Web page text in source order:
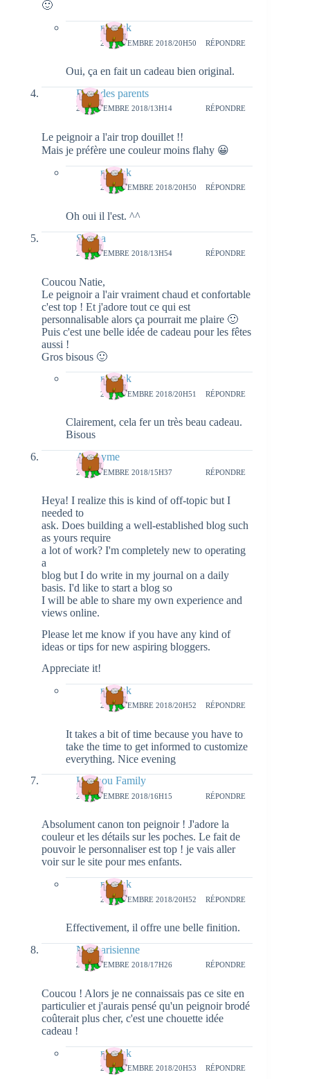
🙂
natieak
20 NOVEMBRE 2018/20H50 RÉPONDRE
Oui, ça en fait un cadeau bien original.
Blog des parents
20 NOVEMBRE 2018/13H14 RÉPONDRE
Le peignoir a l'air trop douillet !!
Mais je préfère une couleur moins flahy 😀
natieak
20 NOVEMBRE 2018/20H50 RÉPONDRE
Oh oui il l'est. ^^
Serena
20 NOVEMBRE 2018/13H54 RÉPONDRE
Coucou Natie,
Le peignoir a l'air vraiment chaud et confortable
c'est top ! Et j'adore tout ce qui est
personnalisable alors ça pourrait me plaire 🙂
Puis c'est une belle idée de cadeau pour les fêtes
aussi !
Gros bisous 🙂
natieak
20 NOVEMBRE 2018/20H51 RÉPONDRE
Clairement, cela fer un très beau cadeau.
Bisous
Anonyme
20 NOVEMBRE 2018/15H37 RÉPONDRE
Heya! I realize this is kind of off-topic but I
needed to
ask. Does building a well-established blog such
as yours require
a lot of work? I'm completely new to operating
a
blog but I do write in my journal on a daily
basis. I'd like to start a blog so
I will be able to share my own experience and
views online.
Please let me know if you have any kind of
ideas or tips for new aspiring bloggers.
Appreciate it!
natieak
20 NOVEMBRE 2018/20H52 RÉPONDRE
It takes a bit of time because you have to
take the time to get informed to customize
everything. Nice evening
Lapinou Family
20 NOVEMBRE 2018/16H15 RÉPONDRE
Absolument canon ton peignoir ! J'adore la
couleur et les détails sur les poches. Le fait de
pouvoir le personnaliser est top ! je vais aller
voir sur le site pour mes enfants.
natieak
20 NOVEMBRE 2018/20H52 RÉPONDRE
Effectivement, il offre une belle finition.
Not parisienne
20 NOVEMBRE 2018/17H26 RÉPONDRE
Coucou ! Alors je ne connaissais pas ce site en
particulier et j'aurais pensé qu'un peignoir brodé
coûterait plus cher, c'est une chouette idée
cadeau !
natieak
20 NOVEMBRE 2018/20H53 RÉPONDRE